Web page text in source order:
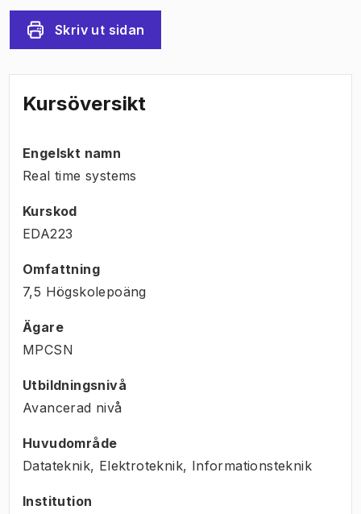
Skriv ut sidan
Kursöversikt
Engelskt namn
Real time systems
Kurskod
EDA223
Omfattning
7,5 Högskolepoäng
Ägare
MPCSN
Utbildningsnivå
Avancerad nivå
Huvudområde
Datateknik, Elektroteknik, Informationsteknik
Institution